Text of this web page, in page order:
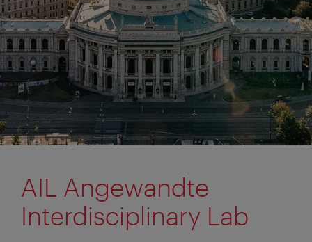
AIL Angewandte
Interdisciplinary Lab